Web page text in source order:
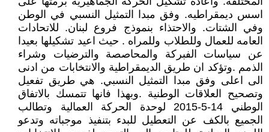
اسس ديمقراطيه. وفق مبدا التمثيل النسبي في الوطن
وفي الشتات. والاحتذاء بنموذج فروع لبنان. للاتحادات
العامه للعمال وللطلاب وللمراه . حيث اعيد تشكيلها بعيدا
عن سياسات الفبركة والمحاصصة والترضيات وشراء
الذمم .وتؤكد ان طريق الديمقراطية والانتخابات من ادنى
الى اعلى وفق مبدا التمثيل النسبي. هي طريق تفعيل
وتصحيح العلاقات الوطنية .وبهذا فانها تتمسك بالاتفاق
الوطني 14-5-2015 لوحدة الحركة العمالية وتطالب
الجميع بالكف عن التعطيل للبدء بتنفيذ موجباته وتدعو